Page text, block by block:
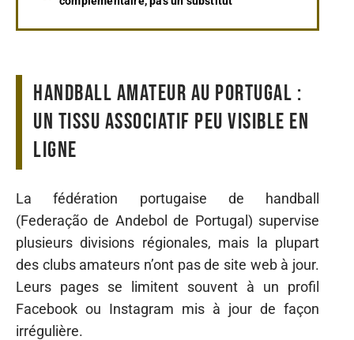
Handball amateur au Portugal :
un tissu associatif peu visible en
ligne
La fédération portugaise de handball
(Federação de Andebol de Portugal) supervise
plusieurs divisions régionales, mais la plupart
des clubs amateurs n’ont pas de site web à jour.
Leurs pages se limitent souvent à un profil
Facebook ou Instagram mis à jour de façon
irrégulière.